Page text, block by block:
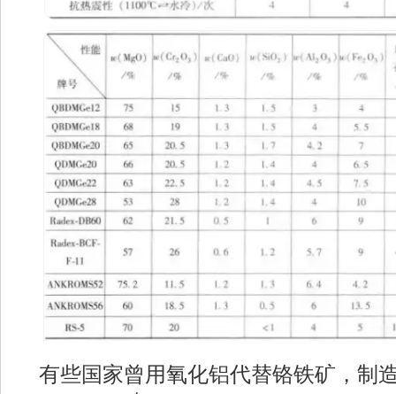
有些国家曾用氧化铝代替铬铁矿，制